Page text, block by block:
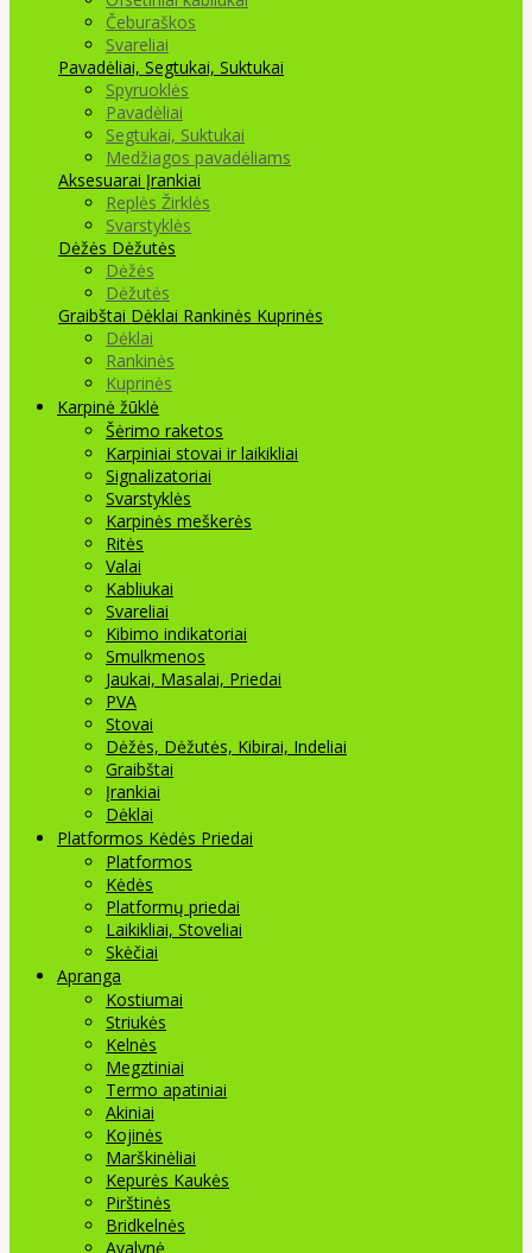
Čeburaškos
Svareliai
Pavadėliai, Segtukai, Suktukai
Spyruoklės
Pavadėliai
Segtukai, Suktukai
Medžiagos pavadėliams
Aksesuarai Įrankiai
Replės Žirklės
Svarstyklės
Dėžės Dėžutės
Dėžės
Dėžutės
Graibštai Dėklai Rankinės Kuprinės
Dėklai
Rankinės
Kuprinės
Karpinė žūklė
Šėrimo raketos
Karpiniai stovai ir laikikliai
Signalizatoriai
Svarstyklės
Karpinės meškerės
Ritės
Valai
Kabliukai
Svareliai
Kibimo indikatoriai
Smulkmenos
Jaukai, Masalai, Priedai
PVA
Stovai
Dėžės, Dėžutės, Kibirai, Indeliai
Graibštai
Įrankiai
Dėklai
Platformos Kėdės Priedai
Platformos
Kėdės
Platformų priedai
Laikikliai, Stoveliai
Skėčiai
Apranga
Kostiumai
Striukės
Kelnės
Megztiniai
Termo apatiniai
Akiniai
Kojinės
Marškinėliai
Kepurės Kaukės
Pirštinės
Bridkelnės
Avalynė